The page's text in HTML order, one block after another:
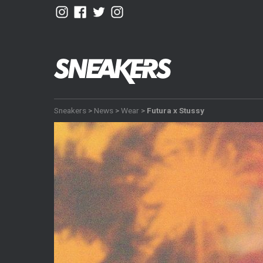
Sneakers > News >Wear > Futura x Stussy